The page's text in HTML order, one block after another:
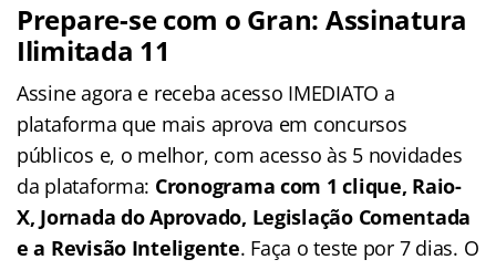
Prepare-se com o Gran: Assinatura
Ilimitada 11
Assine agora e receba acesso IMEDIATO a
plataforma que mais aprova em concursos
públicos e, o melhor, com acesso às 5 novidades
da plataforma: Cronograma com 1 clique, Raio-
X, Jornada do Aprovado, Legislação Comentada
e a Revisão Inteligente. Faça o teste por 7 dias. O